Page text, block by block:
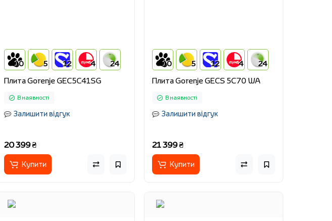
10 5 12 4 24
Плита Gorenje GEC5C41SG
В наявності
Залишити відгук
20 399 ₴
Купити
10 5 12 4 24
Плита Gorenje GECS 5C70 WA
В наявності
Залишити відгук
21 399 ₴
Купити